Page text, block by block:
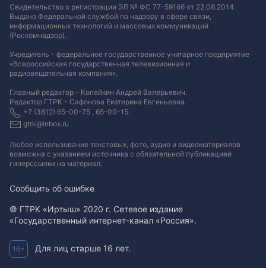
Свидетельство о регистрации ЭЛ № ФС 77-59166 от 22.08.2014.
Выдано Федеральной службой по надзору в сфере связи,
информационных технологий и массовых коммуникаций
(Роскомнадзор).
Учредитель - федеральное государственное унитарное предприятие
«Всероссийская государственная телевизионная и
радиовещательная компания».
Главный редактор - Копейкин Андрей Валерьевич.
Редактор ГТРК - Сафонова Екатерина Евгеньевна.
+7 (3812) 65-00-75 , 65-00-15.
gtrk@inbox.ru
Любое использование текстовых, фото, аудио и видеоматериалов
возможна с указанием источника с обязательной публикацией
гиперссылки на материал.
Сообщить об ошибке
© ГТРК «Иртыш» 2020 г. Сетевое издание
«Государственный интернет-канал «Россия».
16+ Для лиц старше 16 лет.